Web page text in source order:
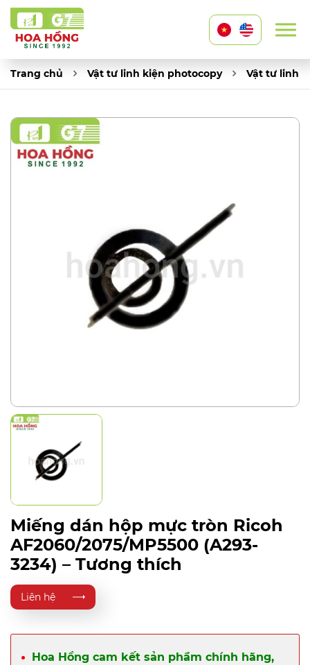
Trang chủ Vật tư linh kiện photocopy Vật tư linh
Miếng dán hộp mực tròn Ricoh
AF2060/2075/MP5500 (A293-
3234) – Tương thích
Liên hệ
Hoa Hồng cam kết sản phẩm chính hãng,